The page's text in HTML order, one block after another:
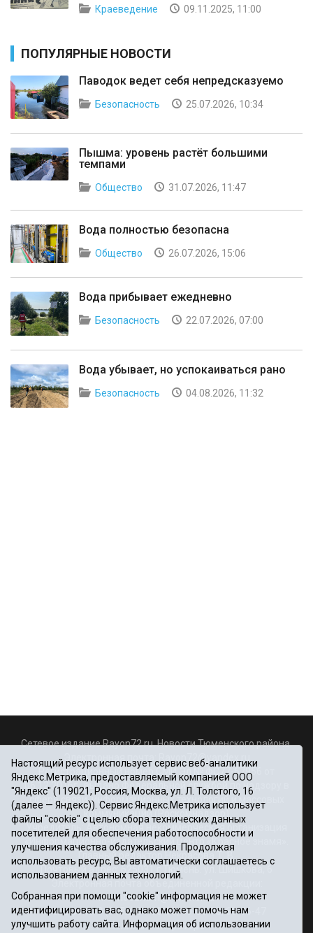
Краеведение 09.11.2025, 11:00
ПОПУЛЯРНЫЕ НОВОСТИ
Паводок ведет себя непредсказуемо
Безопасность 25.07.2026, 10:34
Пышма: уровень растёт большими
темпами
Общество 31.07.2026, 11:47
Вода полностью безопасна
Общество 26.07.2026, 15:06
Вода прибывает ежедневно
Безопасность 22.07.2026, 07:00
Вода убывает, но успокаиваться рано
Безопасность 04.08.2026, 11:32
Сетевое издание Rayon72.ru. Новости Тюменского района.
Rayon72@yandex.ru
Регистрационный номер СМИ Эл № ФС77-67956 от
06.12.2016г., выдано Федеральной службой по надзору в
сфере связи, информационных технологий и массовых
коммуникаций (Роскомнадзор)
Учредитель: Автономная некоммерческая организация
«Информационно-издательский центр «Красное знамя».
Главный редактор Некрасова Т. В.
Почтовый адрес: 625031 г.Тюмень. ул. Шишкова, 6
Электронная почта объединенной редакции:
krasnoeznam@rambler.ru
Телефоны 8 (3452) 34-80-60, 69-56-73, 69-56-47
Политика оператора
Настоящий ресурс использует сервис веб-аналитики
Яндекс.Метрика, предоставляемый компанией ООО
"Яндекс" (119021, Россия, Москва, ул. Л. Толстого, 16
(далее — Яндекс)). Сервис Яндекс.Метрика использует
файлы "cookie" с целью сбора технических данных
посетителей для обеспечения работоспособности и
улучшения качества обслуживания. Продолжая
использовать ресурс, Вы автоматически соглашаетесь с
использованием данных технологий.
Собранная при помощи "cookie" информация не может
идентифицировать вас, однако может помочь нам
улучшить работу сайта. Информация об использовании